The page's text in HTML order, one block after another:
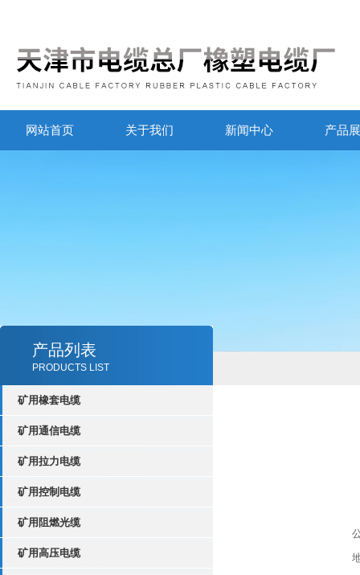
网站首页 关于我们 新闻中心 产品
产品列表
PRODUCTS LIST
矿用橡套电缆
矿用通信电缆
矿用拉力电缆
矿用控制电缆
矿用阻燃光缆
矿用高压电缆